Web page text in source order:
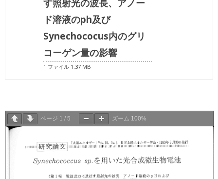
す照射光の波長、アノー
ド溶液のph及び
Synechococus内のグリ
コーゲン量の影響
1 ファイル 1.37 MB
ページ 1 / 5 ズーム 100%